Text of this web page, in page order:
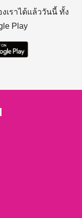
เราได้แล้ววันนี้ ทั้ง
Play